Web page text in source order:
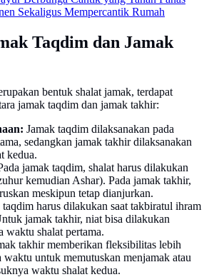
Sekaligus Mempercantik Rumah
Taqdim dan Jamak
bentuk shalat jamak, terdapat
jamak taqdim dan jamak takhir:
Jamak taqdim dilaksanakan pada
sedangkan jamak takhir dilaksanakan
kedua.
jamak taqdim, shalat harus dilakukan
kemudian Ashar). Pada jamak takhir,
meskipun tetap dianjurkan.
harus dilakukan saat takbiratul ihram
jamak takhir, niat bisa dilakukan
waktu shalat pertama.
takhir memberikan fleksibilitas lebih
waktu untuk memutuskan menjamak atau
waktu shalat kedua.